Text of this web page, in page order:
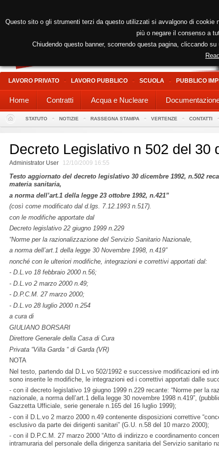
LAVORO PRIVATO LAVORO PUBBLICO SCUOLA PUBBLICO
Home Contratti Acqua e Nucleare
STATUTO NOTIZIE RASSEGNA STAMPA VERTENZE CONTATTI
Decreto Legislativo n 502 del 30
Administrator User 12/10/2009 16:55
Testo aggiornato del decreto legislativo 30 dicembre 1992, n.502
materia sanitaria,
a norma dell’art.1 della legge 23 ottobre 1992, n.421”
(così come modificato dal d.lgs. 7.12.1993 n.517).
con le modifiche apportate dal
Decreto legislativo 22 giugno 1999 n.229
“Norme per la razionalizzazione del Servizio Sanitario Nazionale,
a norma dell’art.1 della legge 30 Novembre 1998, n.419”
nonché con le ulteriori modifiche, integrazioni e correttivi apportati dal:
- D.L.vo 18 febbraio 2000 n.56;
- D.L.vo 2 marzo 2000 n.49;
- D.P.C.M. 27 marzo 2000;
- D.L.vo 28 luglio 2000 n.254
a cura di
GIULIANO BORSARI
Direttore Generale della Casa di Cura
Privata “Villa Garda “ di Garda (VR)
NOTA
Nel testo, partendo dal D.L.vo 502/1992 e successive modificazioni ed
sono inserite le modifiche, le integrazioni ed i correttivi apportati dalle
- con il decreto legislativo 19 giugno 1999 n.229 recante: “Norme per la
nazionale, a norma dell’art.1 della legge 30 novembre 1998 n.419”,
Gazzetta Ufficiale, serie generale n.165 del 16 luglio 1999);
- con il D.L.vo 2 marzo 2000 n.49 contenente disposizioni correttive
esclusivo da parte dei dirigenti sanitari” (G.U. n.58 del 10 marzo 2000);
- con il D.P.C.M. 27 marzo 2000 “Atto di indirizzo e coordinamento
intramuraria del personale della dirigenza sanitaria del Servizio sanitario
Questo sito o gli strumenti terzi da questo utilizzati si avvalgono di
più o negare il consenso a
Chiudendo questo banner, scorrendo questa pagina, cliccando